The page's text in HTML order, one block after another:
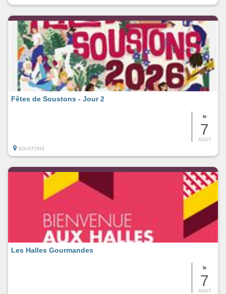
le
7
AOUT
Fêtes de Soustons - Jour 2
SOUSTONS
le
7
AOUT
Les Halles Gourmandes